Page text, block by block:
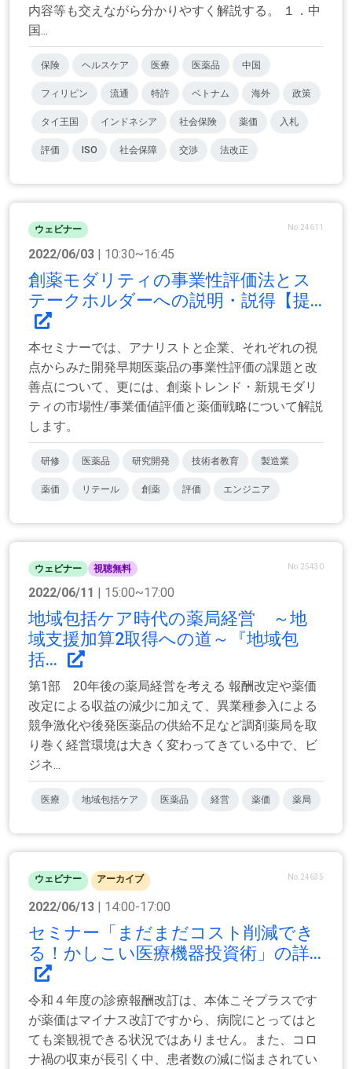
内容等も交えながら分かりやすく解説する。 １．中
国...
保険 ヘルスケア 医療 医薬品 中国
フィリピン 流通 特許 ベトナム 海外 政策
タイ王国 インドネシア 社会保険 薬価 入札
評価 ISO 社会保障 交渉 法改正
ウェビナー No.24611
2022/06/03 | 10:30~16:45
創薬モダリティの事業性評価法とス
テークホルダーへの説明・説得【提...
本セミナーでは、アナリストと企業、それぞれの視
点からみた開発早期医薬品の事業性評価の課題と改
善点について、更には、創薬トレンド・新規モダリ
ティの市場性/事業価値評価と薬価戦略について解説
します。
研修 医薬品 研究開発 技術者教育 製造業
薬価 リテール 創薬 評価 エンジニア
ウェビナー 視聴無料 No.25430
2022/06/11 | 15:00~17:00
地域包括ケア時代の薬局経営 ～地
域支援加算2取得への道～『地域包
括...
第1部 20年後の薬局経営を考える 報酬改定や薬価
改定による収益の減少に加えて、異業種参入による
競争激化や後発医薬品の供給不足など調剤薬局を取
り巻く経営環境は大きく変わってきている中で、ビ
ジネ...
医療 地域包括ケア 医薬品 経営 薬価 薬局
ウェビナー アーカイブ No.24635
2022/06/13 | 14:00-17:00
セミナー「まだまだコスト削減でき
る！かしこい医療機器投資術」の詳...
令和４年度の診療報酬改訂は、本体こそプラスです
が薬価はマイナス改訂ですから、病院にとってはと
ても楽観視できる状況ではありません。また、コロ
ナ禍の収束が長引く中、患者数の減に悩まされてい